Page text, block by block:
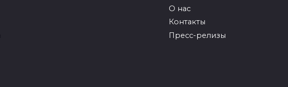
О нас
Контакты
Пресс-релизы